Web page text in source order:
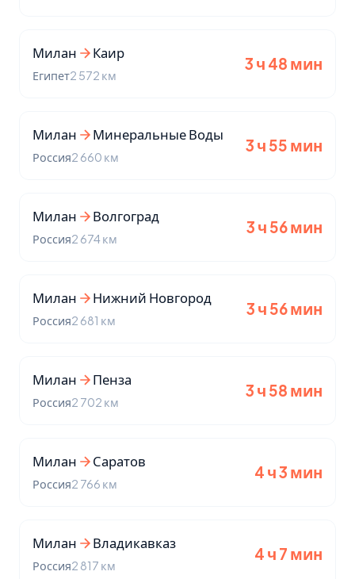
Милан Каир
Египет2 572 км
3 ч 48 мин
Милан Минеральные Воды
Россия2 660 км
3 ч 55 мин
Милан Волгоград
Россия2 674 км
3 ч 56 мин
Милан Нижний Новгород
Россия2 681 км
3 ч 56 мин
Милан Пенза
Россия2 702 км
3 ч 58 мин
Милан Саратов
Россия2 766 км
4 ч 3 мин
Милан Владикавказ
Россия2 817 км
4 ч 7 мин